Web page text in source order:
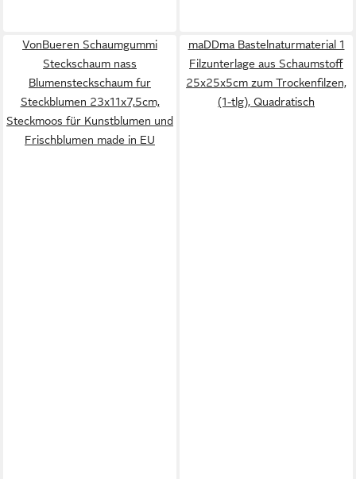
VonBueren Schaumgummi
Steckschaum nass
Blumensteckschaum fur
Steckblumen 23x11x7,5cm,
Steckmoos für Kunstblumen und
Frischblumen made in EU
maDDma Bastelnaturmaterial 1
Filzunterlage aus Schaumstoff
25x25x5cm zum Trockenfilzen,
(1-tlg), Quadratisch